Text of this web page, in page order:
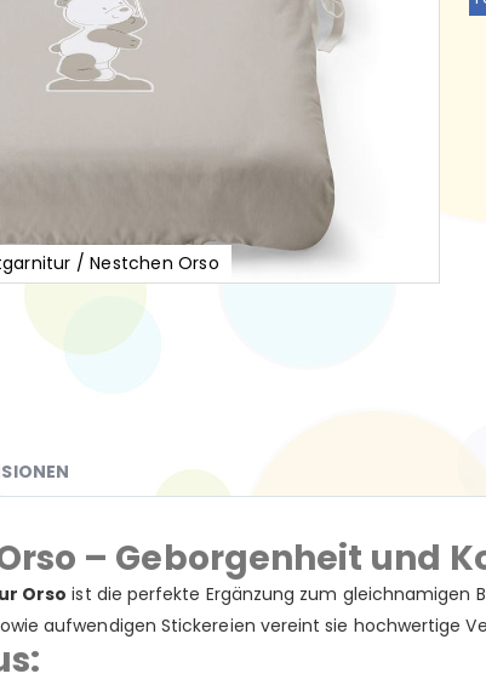
/ Nestchen Orso
– Geborgenheit und
Orso ist die perfekte Ergänzung zum
aufwendigen Stickereien vereint sie hochwertige